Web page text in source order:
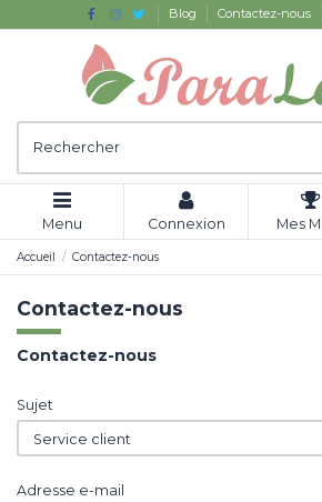
Blog Contactez-nous
Menu Connexion Mes
Accueil Contactez-nous
Contactez-nous
Contactez-nous
Sujet
Adresse e-mail